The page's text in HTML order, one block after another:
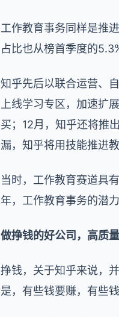
工作教育事务同样是推
占比也从榜首季度的
知乎先后以联合运营、
上线学习专区，加速
买；12月，知乎还将推
漏，知乎将用技能推进
当时，工作教育赛道具
年，工作教育事务的潜
做挣钱的好公司，高质
挣钱，关于知乎来说，
是，有些钱要赚，有些